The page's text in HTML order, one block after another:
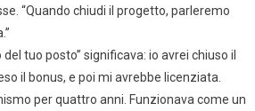
“Quando chiudi il progetto, parleremo
tuo posto” significava: io avrei chiuso il
il bonus, e poi mi avrebbe licenziata.
per quattro anni. Funzionava come un